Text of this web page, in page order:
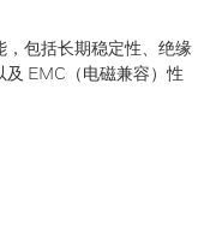
包括长期稳定性、绝缘
EMC（电磁兼容）性